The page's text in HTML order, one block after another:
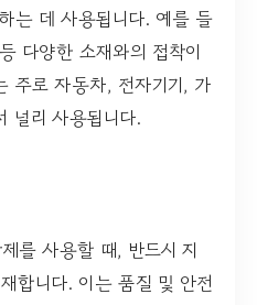
는 데 사용됩니다. 예를 들
다양한 소재와의 접착이
주로 자동차, 전자기기, 가
널리 사용됩니다.
를 사용할 때, 반드시 지
합니다. 이는 품질 및 안전